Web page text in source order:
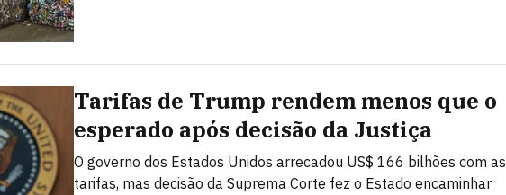
Tarifas de Trump rendem menos que o
esperado após decisão da Justiça
O governo dos Estados Unidos arrecadou US$ 166 bilhões com as
tarifas, mas decisão da Suprema Corte fez o Estado encaminhar